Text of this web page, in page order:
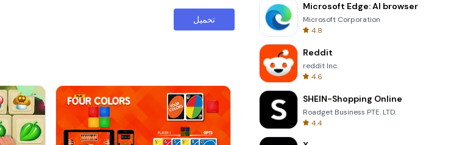
تحميل
Microsoft Edge: AI browser
Microsoft Corporation
4.8
Reddit
reddit Inc.
4.6
SHEIN-Shopping Online
Roadget Business PTE. LTD.
4.4